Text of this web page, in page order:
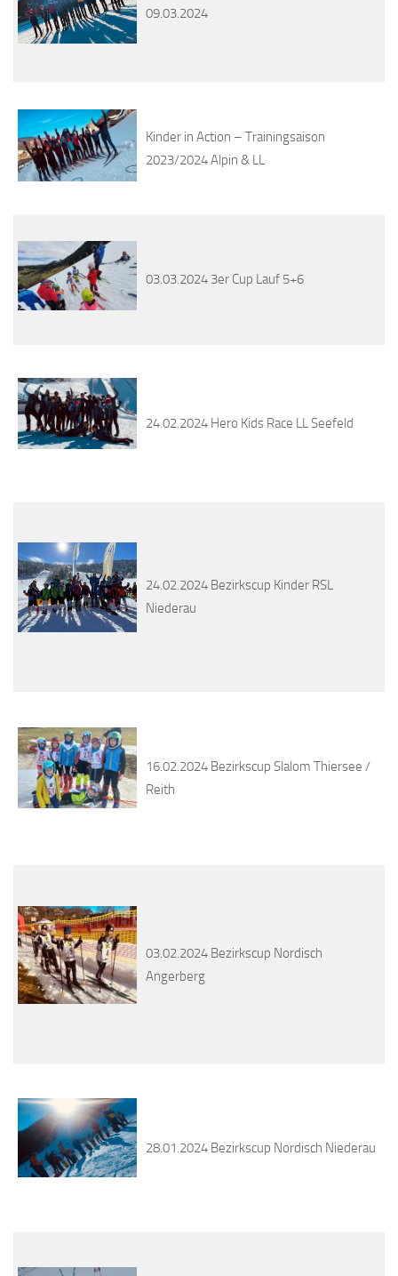
09.03.2024
Kinder in Action – Trainingsaison
2023/2024 Alpin & LL
03.03.2024 3er Cup Lauf 5+6
24.02.2024 Hero Kids Race LL Seefeld
24.02.2024 Bezirkscup Kinder RSL
Niederau
16.02.2024 Bezirkscup Slalom Thiersee /
Reith
03.02.2024 Bezirkscup Nordisch
Angerberg
28.01.2024 Bezirkscup Nordisch Niederau